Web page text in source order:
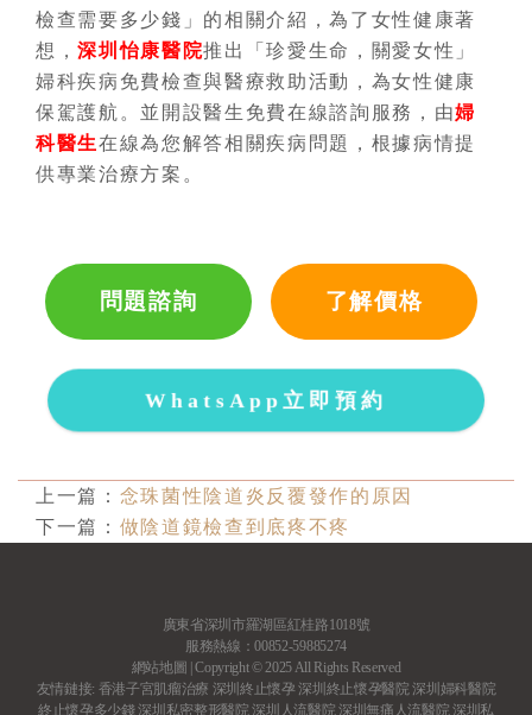
檢查需要多少錢」的相關介紹，為了女性健康著
想，深圳怡康醫院推出「珍愛生命，關愛女性」
婦科疾病免費檢查與醫療救助活動，為女性健康
保駕護航。並開設醫生免費在線諮詢服務，由婦
科醫生在線為您解答相關疾病問題，根據病情提
供專業治療方案。
問題諮詢 了解價格
WhatsApp立即預約
上一篇： 念珠菌性陰道炎反覆發作的原因
下一篇： 做陰道鏡檢查到底疼不疼
廣東省深圳市羅湖區紅桂路1018號
服務熱線：00852-59885274
網站地圖 | Copyright © 2025 All Rights Reserved
友情鏈接: 香港子宮肌瘤治療 深圳終止懷孕深圳終止懷孕醫院深圳婦科醫院
終止懷孕多少錢深圳私密整形醫院深圳人流醫院深圳無痛人流醫院深圳私